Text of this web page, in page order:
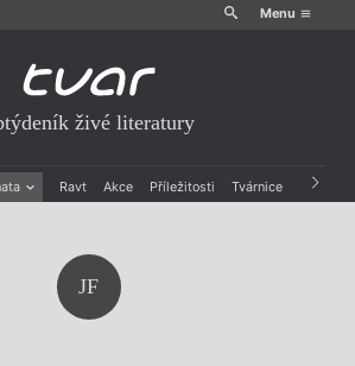
Menu
živé literatury
Ravt Akce Příležitosti Tvárnice Archiv
JF